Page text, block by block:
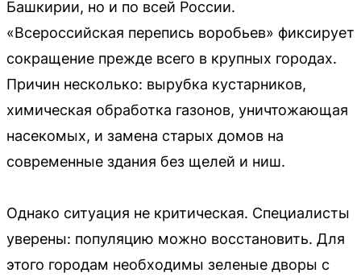
Башкирии, но и по всей России.
«Всероссийская перепись воробьев» фиксирует
сокращение прежде всего в крупных городах.
Причин несколько: вырубка кустарников,
химическая обработка газонов, уничтожающая
насекомых, и замена старых домов на
современные здания без щелей и ниш.
Однако ситуация не критическая. Специалисты
уверены: популяцию можно восстановить. Для
этого городам необходимы зеленые дворы с